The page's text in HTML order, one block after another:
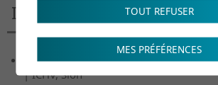
Intervenants
Dr Lionel Arlettaz | Service
| ICHV, Sion
TOUT REFUSER
MES PRÉFÉRENCES